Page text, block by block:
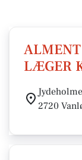
LÆGER
2720